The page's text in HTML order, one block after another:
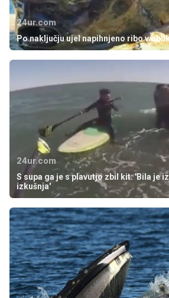
24ur.com
Po naključju ujel napihnjeno ribo v
24ur.com
S supa ga je s plavutjo zbil kit: 'Bila je
izkušnja'